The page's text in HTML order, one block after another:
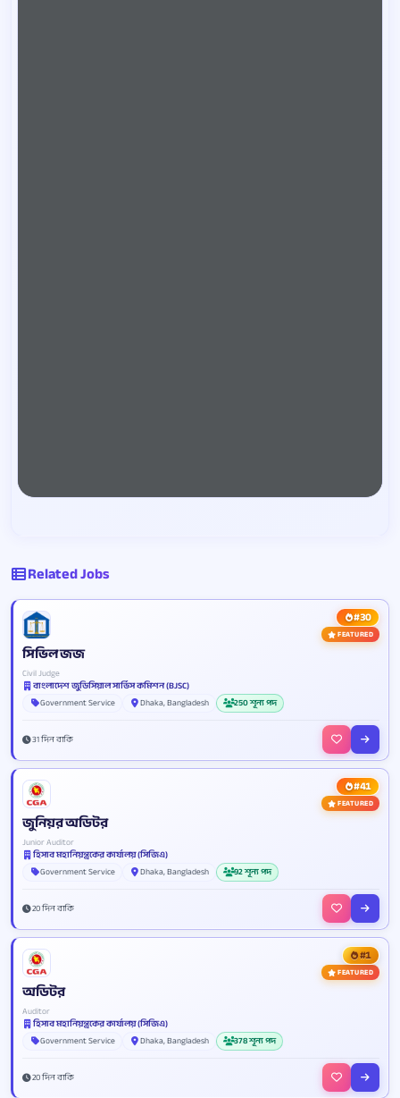
Related Jobs
#30
FEATURED
সিভিল জজ
Civil Judge
বাংলাদেশ জুডিসিয়াল সার্ভিস কমিশন (BJSC)
Government Service
Dhaka, Bangladesh 250 শূন্য পদ
31 দিন বাকি
#41
FEATURED
জুনিয়র অডিটর
Junior Auditor
হিসাব মহানিয়ন্ত্রকের কার্যালয় (সিজিএ)
Government Service
Dhaka, Bangladesh 92 শূন্য পদ
20 দিন বাকি
#1
FEATURED
অডিটর
Auditor
হিসাব মহানিয়ন্ত্রকের কার্যালয় (সিজিএ)
Government Service
Dhaka, Bangladesh 378 শূন্য পদ
20 দিন বাকি